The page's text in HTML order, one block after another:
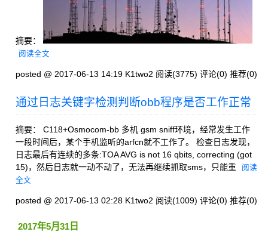
摘要：
阅读全文
posted @ 2017-06-13 14:19 K1two2 阅读(3775) 评论(0) 推荐(0)
通过日志关键字检测判断obb程序是否工作正常
摘要： C118+Osmocom-bb 多机 gsm sniff环境，经常发生工作
一段时间后，某个手机监听的arfcn就不工作了。 检查日志发现，
日志最后有连续的多条:TOA AVG is not 16 qbits, correcting (got
15)，然后日志就一动不动了，无法再继续抓取sms，只能重
阅读
全文
posted @ 2017-06-13 02:28 K1two2 阅读(1009) 评论(0) 推荐(0)
2017年5月31日